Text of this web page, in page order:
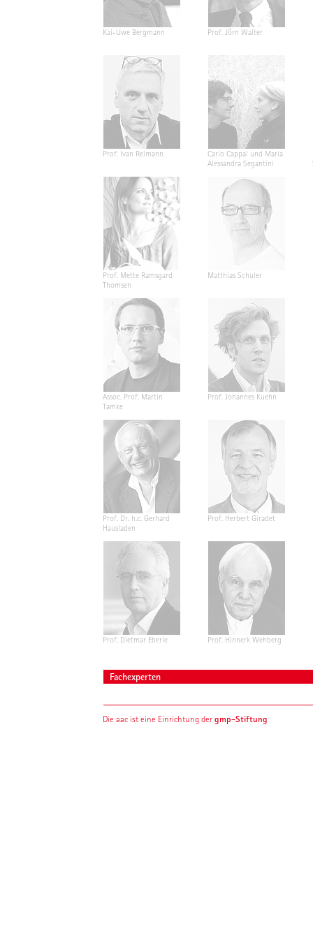
Kai-Uwe Bergmann Prof. Jörn Walter
Prof. Ivan Reimann
Carlo Cappai und Maria
Alessandra Segantini
Prof. Mette Ramsgard
Thomsen
Matthias Schuler
Assoc. Prof. Martin
Tamke
Prof. Johannes Kuehn
Prof. Dr. h.c. Gerhard
Hausladen
Prof. Herbert Giradet
Prof. Dietmar Eberle Prof. Hinnerk Wehberg
Fachexperten
Die aac ist eine Einrichtung dergmp-Stiftung